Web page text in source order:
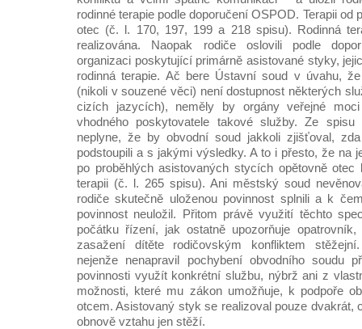
rodinné terapie podle doporučení OSPOD. Terapii od
otec (č. l. 170, 197, 199 a 218 spisu). Rodinná
realizována. Naopak rodiče oslovili podle
organizaci poskytující primárně asistované styky,
rodinná terapie. Ač bere Ústavní soud v úvahu,
(nikoli v souzené věci) není dostupnost některých
cizích jazycích), neměly by orgány veřejné
vhodného poskytovatele takové služby. Ze spisu
neplyne, že by obvodní soud jakkoli zjišťoval,
podstoupili a s jakými výsledky. A to i přesto, že na
po proběhlých asistovaných stycích opětovně otec
terapii (č. l. 265 spisu). Ani městský soud
rodiče skutečně uloženou povinnost splnili a k
povinnost neuložil. Přitom právě využití těchto
počátku řízení, jak ostatně upozorňuje
zasažení dítěte rodičovským konfliktem
nejenže nenapravil pochybení obvodního soudu
povinnosti využít konkrétní službu, nýbrž ani z
možnosti, které mu zákon umožňuje, k podpoře
otcem. Asistovaný styk se realizoval pouze dvakrát,
obnově vztahu jen stěží.